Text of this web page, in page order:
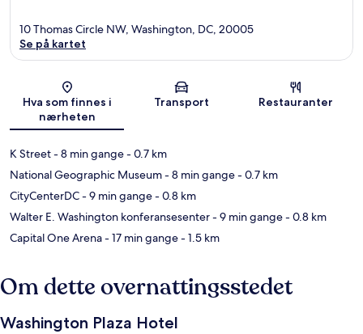
Kart
10 Thomas Circle NW, Washington, DC, 20005
Se på kartet
Hva som finnes i
nærheten
Transport Restauranter
K Street- 8 min gange- 0.7 km
National Geographic Museum- 8 min gange- 0.7 km
CityCenterDC- 9 min gange- 0.8 km
Walter E. Washington konferansesenter- 9 min gange- 0.8 km
Capital One Arena- 17 min gange- 1.5 km
Om dette overnattingsstedet
Washington Plaza Hotel